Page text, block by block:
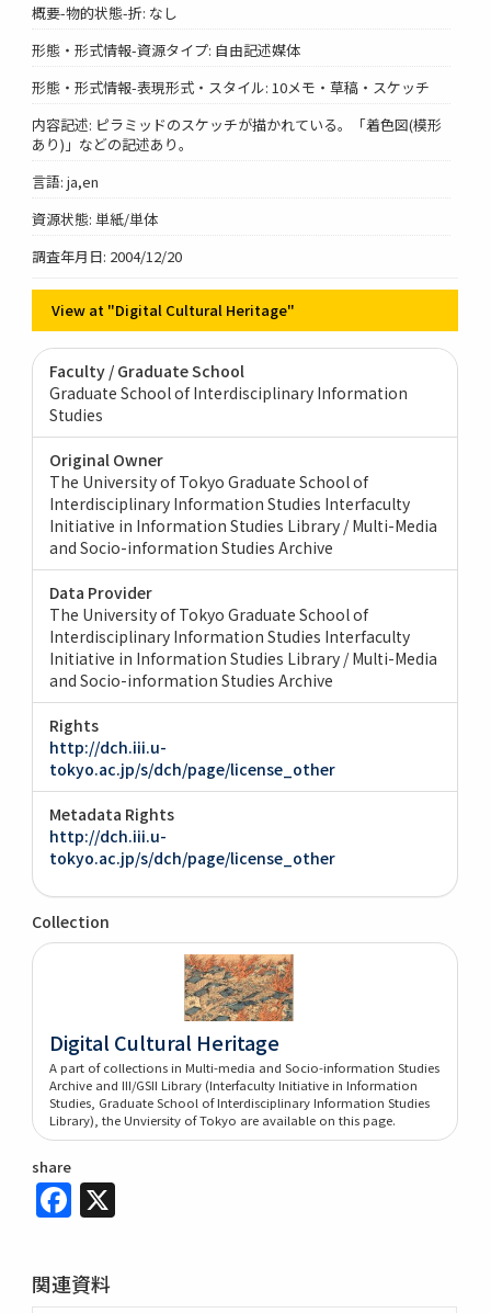
概要-物的状態-折: なし
形態・形式情報-資源タイプ: 自由記述媒体
形態・形式情報-表現形式・スタイル: 10メモ・草稿・スケッチ
内容記述: ピラミッドのスケッチが描かれている。「着色図(模形
あり)」などの記述あり。
言語: ja,en
資源状態: 単紙/単体
調査年月日: 2004/12/20
View at "Digital Cultural Heritage"
Faculty / Graduate School
Graduate School of Interdisciplinary Information
Studies
Original Owner
The University of Tokyo Graduate School of
Interdisciplinary Information Studies Interfaculty
Initiative in Information Studies Library / Multi-Media
and Socio-information Studies Archive
Data Provider
The University of Tokyo Graduate School of
Interdisciplinary Information Studies Interfaculty
Initiative in Information Studies Library / Multi-Media
and Socio-information Studies Archive
Rights
http://dch.iii.u-
tokyo.ac.jp/s/dch/page/license_other
Metadata Rights
http://dch.iii.u-
tokyo.ac.jp/s/dch/page/license_other
Collection
Digital Cultural Heritage
A part of collections in Multi-media and Socio-information Studies
Archive and III/GSII Library (Interfaculty Initiative in Information
Studies, Graduate School of Interdisciplinary Information Studies
Library), the Unviersity of Tokyo are available on this page.
share
Facebook
関連資料